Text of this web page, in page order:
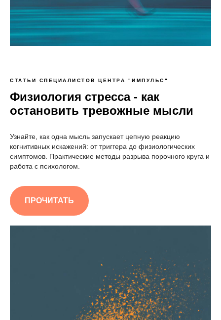
СТАТЬИ СПЕЦИАЛИСТОВ ЦЕНТРА "ИМПУЛЬС"
Физиология стресса - как
остановить тревожные мысли
Узнайте, как одна мысль запускает цепную реакцию
когнитивных искажений: от триггера до физиологических
симптомов. Практические методы разрыва порочного круга и
работа с психологом.
ПРОЧИТАТЬ